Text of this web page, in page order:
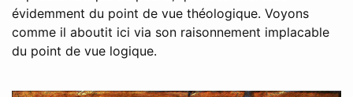
évidemment du point de vue théologique. Voyons
comme il aboutit ici via son raisonnement implacable
du point de vue logique.